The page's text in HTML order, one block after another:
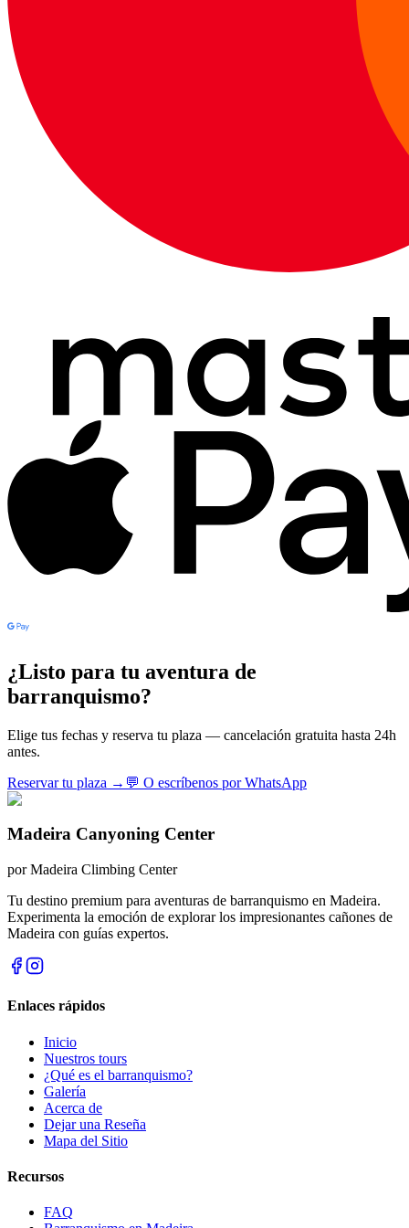
¿Listo para tu aventura de
barranquismo?
Elige tus fechas y reserva tu plaza — cancelación gratuita hasta 24h
antes.
Reservar tu plaza → 💬 O escríbenos por WhatsApp
Madeira Canyoning Center
porMadeira Climbing Center
Tu destino premium para aventuras de barranquismo en Madeira.
Experimenta la emoción de explorar los impresionantes cañones de
Madeira con guías expertos.
Enlaces rápidos
Inicio
Nuestros tours
¿Qué es el barranquismo?
Galería
Acerca de
Dejar una Reseña
Mapa del Sitio
Recursos
FAQ